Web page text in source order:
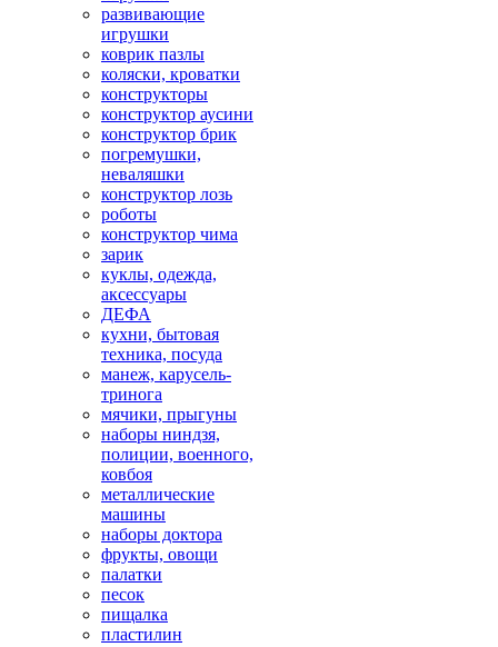
развивающие
игрушки
коврик пазлы
коляски, кроватки
конструкторы
конструктор аусини
конструктор брик
погремушки,
неваляшки
конструктор лозь
роботы
конструктор чима
зарик
куклы, одежда,
аксессуары
ДЕФА
кухни, бытовая
техника, посуда
манеж, карусель-
тринога
мячики, прыгуны
наборы ниндзя,
полиции, военного,
ковбоя
металлические
машины
наборы доктора
фрукты, овощи
палатки
песок
пищалка
пластилин